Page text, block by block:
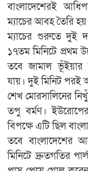
বাংলাদেশেরই
ম্যাচের আবহ তৈরি
ম্যাচের শুরুতে দুই
১৭তম মিনিটে প্রথম
তবে জামাল ভূঁইয়ার
যায়। দুই মিনিট পরই
শেখ মোরসালিনের
তপু বর্মণ।
বিপক্ষে এটি ছিল
তবে বাংলাদেশের
মিনিটে দ্রুতগতির